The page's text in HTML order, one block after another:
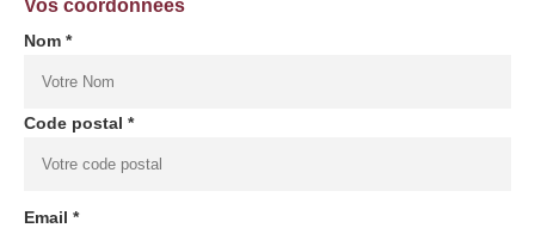
Vos coordonnées
Nom *
Code postal *
Email *